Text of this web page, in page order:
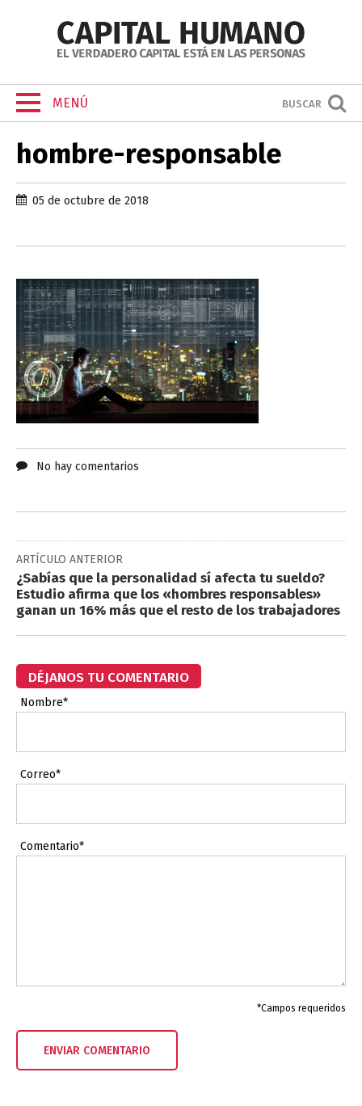
MENÚ BUSCAR
hombre-responsable
05 de octubre de 2018
No hay comentarios
ARTÍCULO ANTERIOR
¿Sabías que la personalidad sí afecta tu sueldo?
Estudio afirma que los «hombres responsables»
ganan un 16% más que el resto de los trabajadores
DÉJANOS TU COMENTARIO
Nombre*
Correo*
Comentario*
*Campos requeridos